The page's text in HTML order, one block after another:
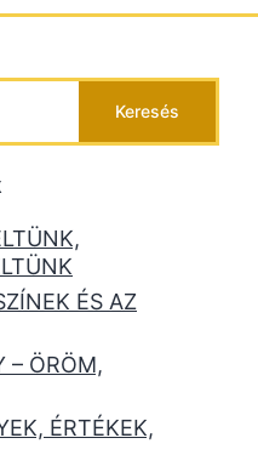
Keresés
ÉS AZ
– ÖRÖM,
ÉRTÉKEK,